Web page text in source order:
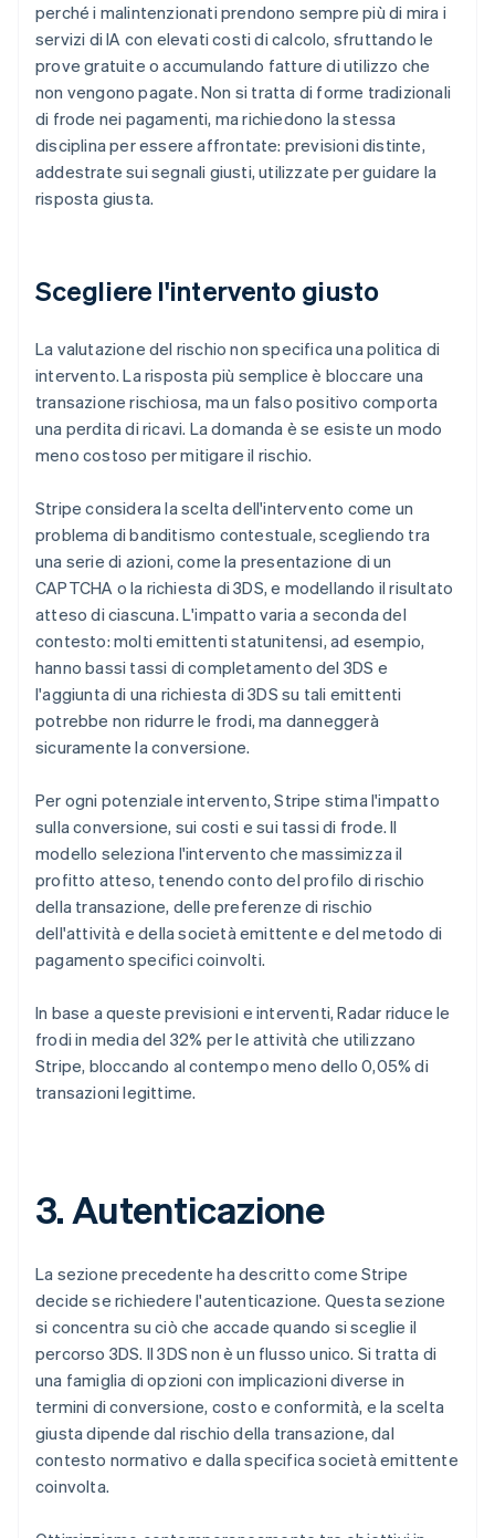
perché i malintenzionati prendono sempre più di mira i
servizi di IA con elevati costi di calcolo, sfruttando le
prove gratuite o accumulando fatture di utilizzo che
non vengono pagate. Non si tratta di forme tradizionali
di frode nei pagamenti, ma richiedono la stessa
disciplina per essere affrontate: previsioni distinte,
addestrate sui segnali giusti, utilizzate per guidare la
risposta giusta.
Scegliere l'intervento giusto
La valutazione del rischio non specifica una politica di
intervento. La risposta più semplice è bloccare una
transazione rischiosa, ma un falso positivo comporta
una perdita di ricavi. La domanda è se esiste un modo
meno costoso per mitigare il rischio.
Stripe considera la scelta dell'intervento come un
problema di banditismo contestuale, scegliendo tra
una serie di azioni, come la presentazione di un
CAPTCHA o la richiesta di 3DS, e modellando il risultato
atteso di ciascuna. L'impatto varia a seconda del
contesto: molti emittenti statunitensi, ad esempio,
hanno bassi tassi di completamento del 3DS e
l'aggiunta di una richiesta di 3DS su tali emittenti
potrebbe non ridurre le frodi, ma danneggerà
sicuramente la conversione.
Per ogni potenziale intervento, Stripe stima l'impatto
sulla conversione, sui costi e sui tassi di frode. Il
modello seleziona l'intervento che massimizza il
profitto atteso, tenendo conto del profilo di rischio
della transazione, delle preferenze di rischio
dell'attività e della società emittente e del metodo di
pagamento specifici coinvolti.
In base a queste previsioni e interventi, Radar riduce le
frodi in media del 32% per le attività che utilizzano
Stripe, bloccando al contempo meno dello 0,05% di
transazioni legittime.
3. Autenticazione
La sezione precedente ha descritto come Stripe
decide se richiedere l'autenticazione. Questa sezione
si concentra su ciò che accade quando si sceglie il
percorso 3DS. Il 3DS non è un flusso unico. Si tratta di
una famiglia di opzioni con implicazioni diverse in
termini di conversione, costo e conformità, e la scelta
giusta dipende dal rischio della transazione, dal
contesto normativo e dalla specifica società emittente
coinvolta.